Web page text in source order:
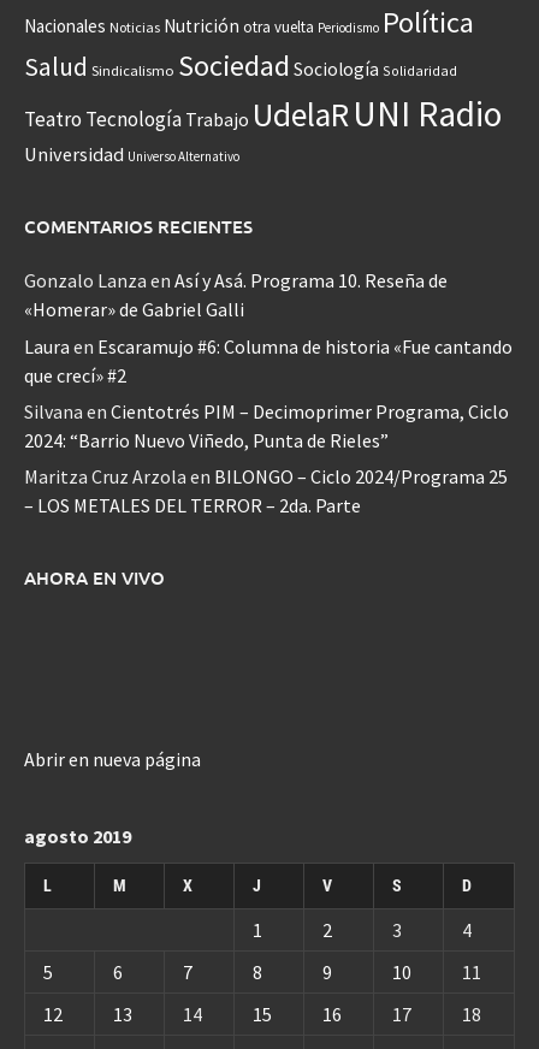
Nacionales Noticias Nutrición otra vuelta Periodismo Política
Salud Sindicalismo Sociedad Sociología Solidaridad
Teatro Tecnología Trabajo UdelaRUNI Radio
Universidad Universo Alternativo
COMENTARIOS RECIENTES
Gonzalo Lanza en Así y Asá. Programa 10. Reseña de
«Homerar» de Gabriel Galli
Laura en Escaramujo #6: Columna de historia «Fue cantando
que crecí» #2
Silvana en Cientotrés PIM – Decimoprimer Programa, Ciclo
2024: “Barrio Nuevo Viñedo, Punta de Rieles”
Maritza Cruz Arzola en BILONGO – Ciclo 2024/Programa 25
– LOS METALES DEL TERROR – 2da. Parte
AHORA EN VIVO
Abrir en nueva página
agosto 2019
L M X J V S D
1 2 3
4
5
6 7 8 9 10
11
12
13 14 15 16 17
18